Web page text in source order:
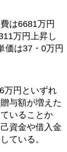
は6681万円
万円上昇し
価は37・0万円
万円といずれ
与額が増えた
いることか
資金や借入金
ている。